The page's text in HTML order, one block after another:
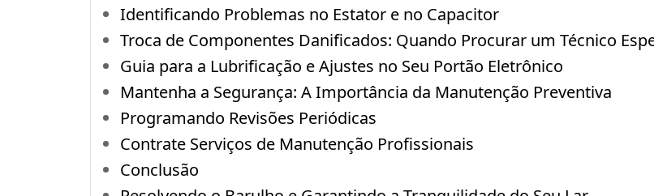
Identificando Problemas no Estator e no Capacitor
Troca de Componentes Danificados: Quando Procurar um Técnico
Guia para a Lubrificação e Ajustes no Seu Portão Eletrônico
Mantenha a Segurança: A Importância da Manutenção Preventiva
Programando Revisões Periódicas
Contrate Serviços de Manutenção Profissionais
Conclusão